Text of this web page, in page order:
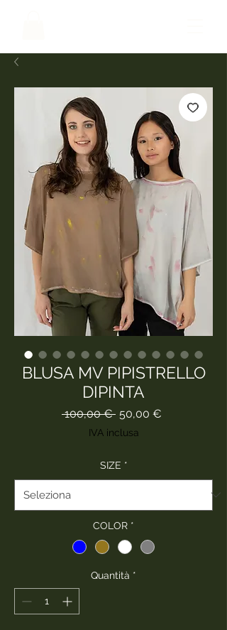
BLUSA MV PIPISTRELLO
DIPINTA
100,00 € Prezzo
regolare
50,00 €
IVA inclusa
SIZE *
COLOR *
Quantità *